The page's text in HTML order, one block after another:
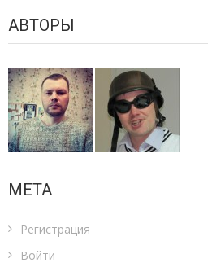
АВТОРЫ
МЕТА
Регистрация
Войти